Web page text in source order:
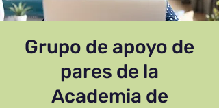
Grupo de apoyo de
pares de la
Academia de